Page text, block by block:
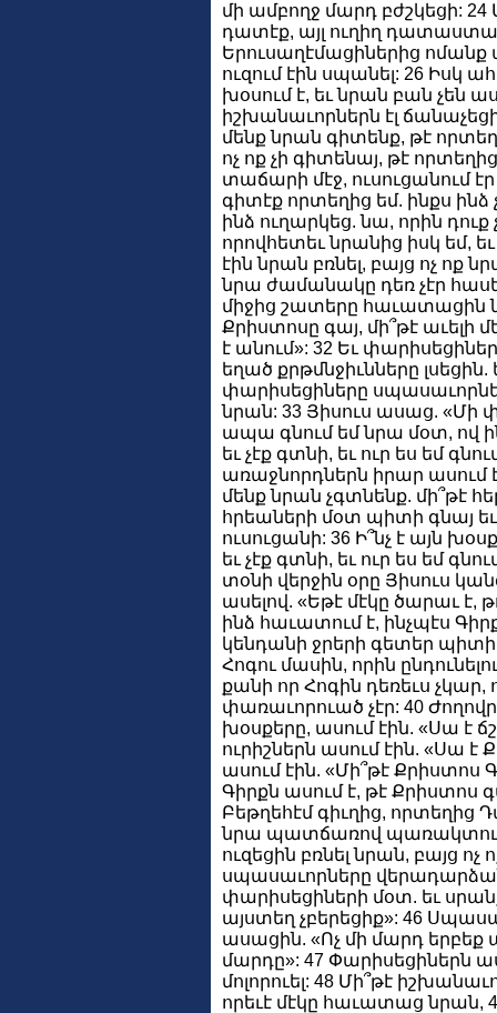
մի ամբողջ մարդ բժշկեցի: 24
դատէք, այլ ուղիղ
Երուսաղէմացիներից ոմանք
ուզում էին սպանել: 26 Իսկ
խօսում է, եւ նրան բան չեն
իշխանաւորներն էլ
մենք նրան գիտենք, թէ
ոչ ոք չի գիտենայ, թէ
տաճարի մէջ, ուսուցանում էր
գիտէք որտեղից եմ. ինքս ինձ
ինձ ուղարկեց. նա, որին
որովհետեւ նրանից իսկ եմ,
էին նրան բռնել, բայց ոչ ոք
նրա ժամանակը դեռ չէր
միջից շատերը հաւատացին
Քրիստոսը գայ, մի՞թէ
է անում»: 32 Եւ
եղած քրթմնջիւնները
փարիսեցիները
նրան: 33 Յիսուս ասաց. «Մի
ապա գնում եմ նրա մօտ, ով
եւ չէք գտնի, եւ ուր ես եմ
առաջնորդներն իրար ասում
մենք նրան չգտնենք. մի՞թէ
հրեաների մօտ պիտի գնայ
ուսուցանի: 36 Ի՞նչ է այն
եւ չէք գտնի, եւ ուր ես եմ
տօնի վերջին օրը Յիսուս
ասելով. «Եթէ մէկը ծարաւ է,
ինձ հաւատում է, ինչպէս
կենդանի ջրերի գետեր պիտի
Հոգու մասին, որին
քանի որ Հոգին դեռեւս չկար,
փառաւորուած չէր: 40
խօսքերը, ասում էին. «Սա է
ուրիշներն ասում էին. «Սա է
ասում էին. «Մի՞թէ Քրիստոս
Գիրքն ասում է, թէ Քրիստոս
Բեթղեհէմ գիւղից, որտեղից
նրա պատճառով պառակտում
ուզեցին բռնել նրան, բայց ոչ
սպասաւորները
փարիսեցիների մօտ. եւ
այստեղ չբերեցիք»: 46
ասացին. «Ոչ մի մարդ երբեք
մարդը»: 47 Փարիսեցիներն
մոլորուել: 48 Մի՞թէ
որեւէ մէկը հաւատաց նրան,